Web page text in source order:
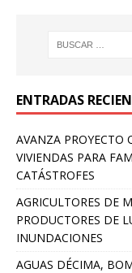
ENTRADAS
AVANZA PROYECTO
VIVIENDAS PARA
CATÁSTROFES
AGRICULTORES DE
PRODUCTORES DE
INUNDACIONES
AGUAS DÉCIMA,